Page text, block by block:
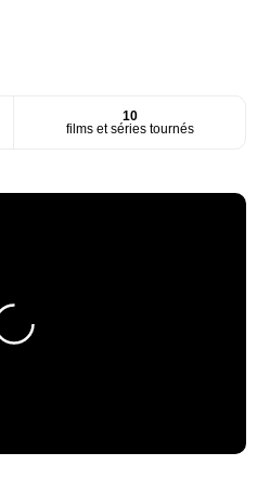
10
films et séries tournés